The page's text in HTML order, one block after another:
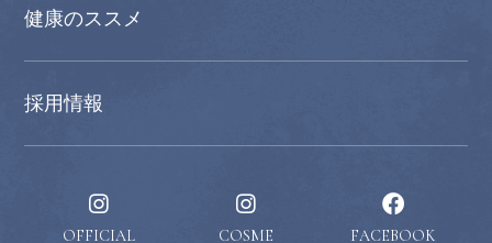
健康のススメ
採用情報
OFFICIAL COSME FACEBOOK